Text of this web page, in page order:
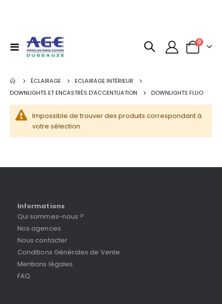
Basculer
Panier
0articles
ÉCLAIRAGE
ECLAIRAGE INTÉRIEUR
DOWNLIGHTS ET ENCASTRÉS D'ACCENTUATION
DOWNLIGHTS FLUO
Impossible de trouver des produits correspondant à
votre sélection.
Informations
Qui sommes-nous ?
Nos agences
Nous contacter
Conditions Générales de Vente
Mentions légales
FAQ